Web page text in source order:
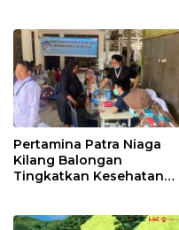
Pertamina Patra Niaga
Kilang Balongan
Tingkatkan Kesehatan
Rutin dan Edukasi